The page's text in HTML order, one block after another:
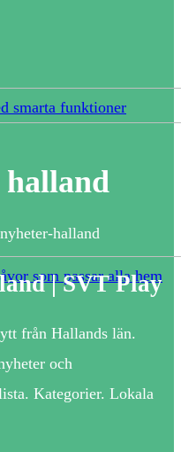
smarta funktioner
som passar alla hem
halland
| SVT Play
från Hallands län.
och
Kategorier. Lokala